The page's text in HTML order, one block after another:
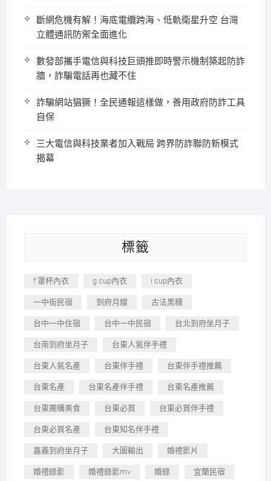
斷網危機有解！海底電纜跨海、低軌衛星升空 台灣
立體通訊防禦全面進化
數發部攜手電信與科技巨頭推即時警示機制築起防詐
牆，詐騙電話再也藏不住
詐騙網站猖獗！全民通報這樣做，善用政府防詐工具
自保
三大電信與科技業者加入戰局 跨界防詐聯防新模式
揭幕
標籤
f 罩杯內衣 g cup內衣 i cup內衣
一中街民宿 到府月嫂 古法黑糖
台中一中住宿 台中一中民宿 台北到府坐月子
台南到府坐月子 台東人氣伴手禮
台東人氣名產 台東伴手禮 台東伴手禮推薦
台東名產 台東名產伴手禮 台東名產推薦
台東團購美食 台東必買 台東必買伴手禮
台東必買名產 台東知名伴手禮
嘉義到府坐月子 大圖輸出 婚禮影片
婚禮錄影 婚禮錄影mv 婚錄 宜蘭民宿